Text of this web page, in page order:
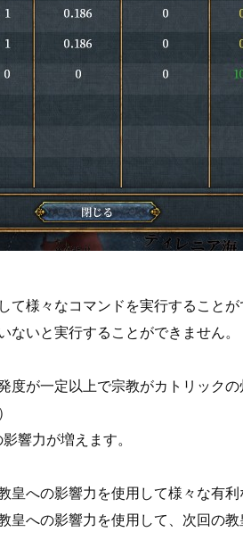
て様々なコマンドを実行することが
いと実行することができません。
度が一定以上で宗教がカトリックの
響力が増えます。
皇への影響力を使用して様々な有利
皇への影響力を使用して、次回の